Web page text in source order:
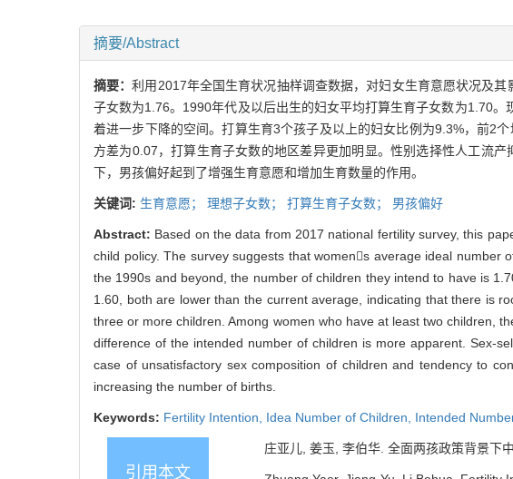
摘要/Abstract
摘要：利用2017年全国生育状况抽样调查数据，对妇女生育意愿状况及
子女数为1.76。1990年代及以后出生的妇女平均打算生育子女数为1.70
着进一步下降的空间。打算生育3个孩子及以上的妇女比例为9.3%，前2
方差为0.07，打算生育子女数的地区差异更加明显。性别选择性人工流
下，男孩偏好起到了增强生育意愿和增加生育数量的作用。
关键词: 生育意愿； 理想子女数； 打算生育子女数； 男孩偏好
Abstract: Based on the data from 2017 national fertility survey, this
child policy. The survey suggests that womens average ideal
the 1990s and beyond, the number of children they intend to have is
1.60, both are lower than the current average, indicating that there is
three or more children. Among women who have at least two children,
difference of the intended number of children is more apparent. Sex-
case of unsatisfactory sex composition of children and tendency to
increasing the number of births.
Keywords: Fertility Intention, Idea Number of Children, Intended
引用本文
庄亚儿, 姜玉, 李伯华. 全面两孩政策背景下